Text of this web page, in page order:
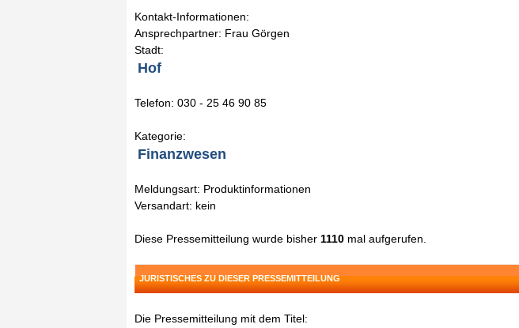
Kontakt-Informationen:
Ansprechpartner: Frau Görgen
Stadt:
Hof
Telefon: 030 - 25 46 90 85
Kategorie:
Finanzwesen
Meldungsart: Produktinformationen
Versandart: kein
Diese Pressemitteilung wurde bisher 1110 mal aufgerufen.
JURISTISCHES ZU DIESER PRESSEMITTEILUNG
Die Pressemitteilung mit dem Titel: